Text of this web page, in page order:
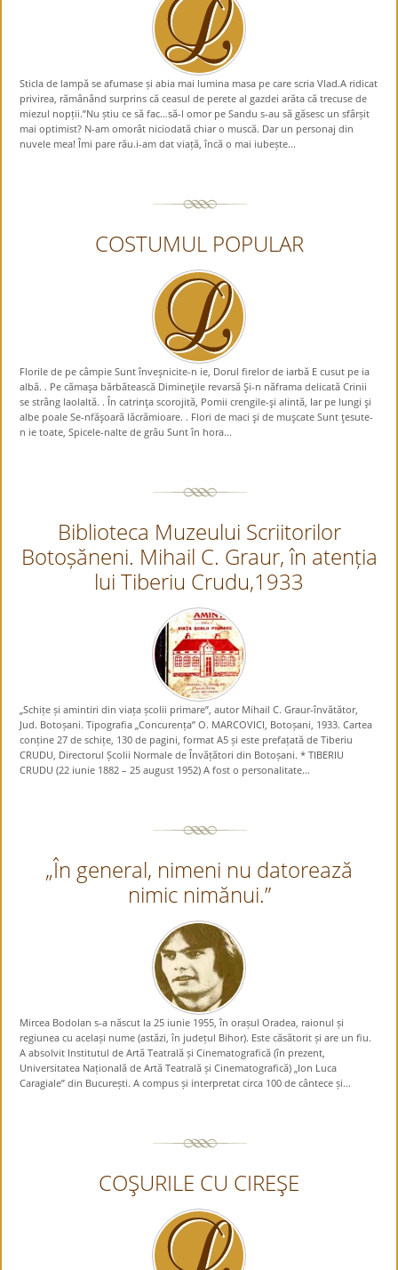
Sticla de lampă se afumase și abia mai lumina masa pe care scria Vlad.A ridicat
privirea, rămânând surprins că ceasul de perete al gazdei arăta că trecuse de
miezul nopții.”Nu știu ce să fac…să-l omor pe Sandu s-au să găsesc un sfârșit
mai optimist? N-am omorât niciodată chiar o muscă. Dar un personaj din
nuvele mea! Îmi pare rău.i-am dat viață, încă o mai iubește...
COSTUMUL POPULAR
Florile de pe câmpie Sunt înveşnicite-n ie, Dorul firelor de iarbă E cusut pe ia
albă. . Pe cămaşa bărbătească Dimineţile revarsă Şi-n năframa delicată Crinii
se strâng laolaltă. . În catrinţa scorojită, Pomii crengile-şi alintă, Iar pe lungi şi
albe poale Se-nfăşoară lăcrămioare. . Flori de maci şi de muşcate Sunt ţesute-
n ie toate, Spicele-nalte de grâu Sunt în hora...
Biblioteca Muzeului Scriitorilor
Botoșăneni. Mihail C. Graur, în atenția
lui Tiberiu Crudu,1933
„Schițe și amintiri din viața școlii primare”, autor Mihail C. Graur-învătător,
Jud. Botoșani. Tipografia „Concurența” O. MARCOVICI, Botoșani, 1933. Cartea
conține 27 de schițe, 130 de pagini, format A5 și este prefațată de Tiberiu
CRUDU, Directorul Școlii Normale de Învățători din Botoșani. * TIBERIU
CRUDU (22 iunie 1882 – 25 august 1952) A fost o personalitate...
„În general, nimeni nu datorează
nimic nimănui.”
Mircea Bodolan s-a născut la 25 iunie 1955, în orașul Oradea, raionul și
regiunea cu același nume (astăzi, în județul Bihor). Este căsătorit și are un fiu.
A absolvit Institutul de Artă Teatrală și Cinematografică (în prezent,
Universitatea Națională de Artă Teatrală și Cinematografică) „Ion Luca
Caragiale” din București. A compus și interpretat circa 100 de cântece și...
COŞURILE CU CIREŞE